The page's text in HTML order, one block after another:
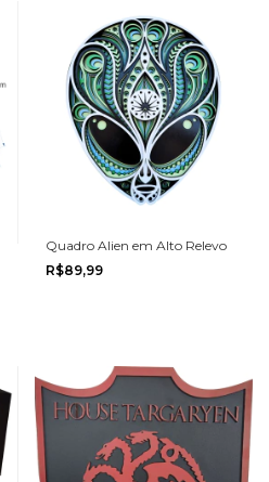
Quadro Alien em Alto Relevo
R$89,99